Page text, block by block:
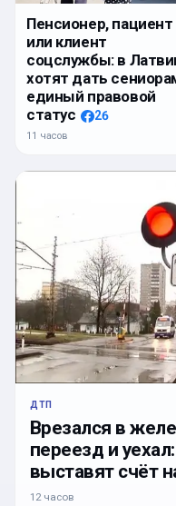
Пенсионер, пациент
или клиент
соцслужбы: в
хотят дать
единый правовой
статус
26
11 часов
ДТП
Врезался в
переезд и
выставят счёт
12 часов